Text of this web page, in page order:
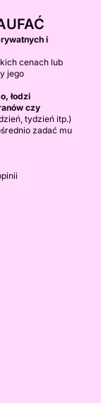
i
cenach lub
jego
łodzi
czy
tydzień itp.)
zadać mu